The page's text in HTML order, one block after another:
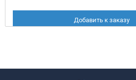
Добавить к заказу